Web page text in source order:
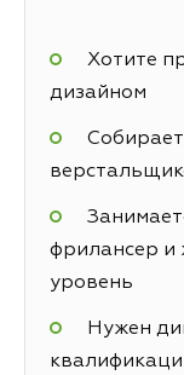
Хотите
дизайном
фрилансер и
уровень
Нужен